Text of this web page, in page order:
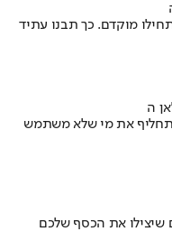
מוקדם. כך תבנו עתיד
תחליף את מי שלא משתמש
שיצילו את הכסף שלכם